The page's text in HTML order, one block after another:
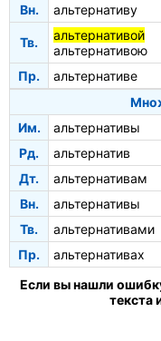
Вн.
альтернативу
Тв.
альтернативой
альтернативою
Пр.
альтернативе
Им.
альтернативы
Рд.
альтернатив
Дт.
альтернативам
Вн.
альтернативы
Тв.
альтернативами
Пр.
альтернативах
Если вы нашли
текста